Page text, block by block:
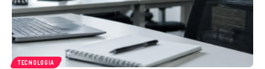
TECNOLOGIA